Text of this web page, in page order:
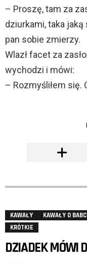
– Proszę, tam za
dziurkami, taka
pan sobie zmierzy.
Wlazł facet za
wychodzi i mówi:
– Rozmyśliłem
KAWAŁY KAWAŁY O
KRÓTKIE
DZIADEK MÓWI